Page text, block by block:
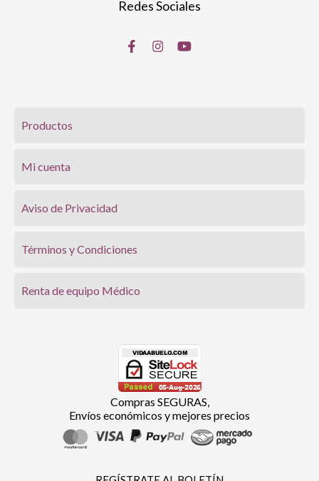
Redes Sociales
Productos
Mi cuenta
Aviso de Privacidad
Términos y Condiciones
Renta de equipo Médico
Compras SEGURAS,
Envíos económicos y mejores precios